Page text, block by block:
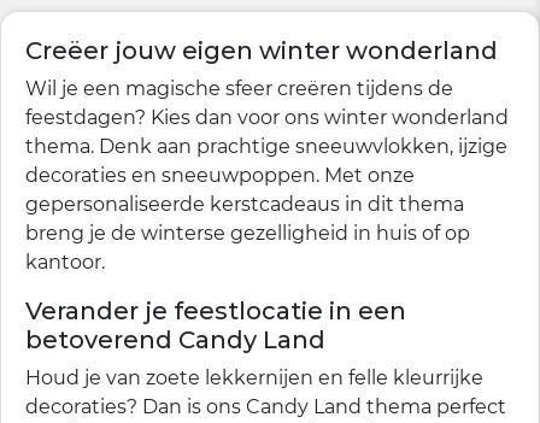
Creëer jouw eigen winter wonderland
Wil je een magische sfeer creëren tijdens de
feestdagen? Kies dan voor ons winter wonderland
thema. Denk aan prachtige sneeuwvlokken, ijzige
decoraties en sneeuwpoppen. Met onze
gepersonaliseerde kerstcadeaus in dit thema
breng je de winterse gezelligheid in huis of op
kantoor.
Verander je feestlocatie in een
betoverend Candy Land
Houd je van zoete lekkernijen en felle kleurrijke
decoraties? Dan is ons Candy Land thema perfect